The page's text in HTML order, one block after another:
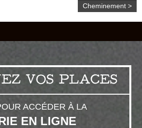
Cheminement >
VOS PLACES
ACCÉDER À LA
EN LIGNE